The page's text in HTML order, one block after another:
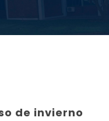
de invierno